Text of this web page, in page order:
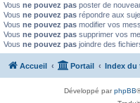
Vous ne pouvez pas poster de
Vous ne pouvez pas répondre aux
Vous ne pouvez pas modifier vos
Vous ne pouvez pas supprimer vos
Vous ne pouvez pas joindre des
Accueil Portail Index du
Développé parphpBB